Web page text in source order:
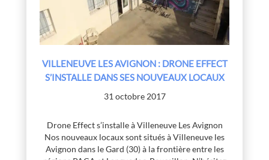
VILLENEUVE LES AVIGNON : DRONE EFFECT
S’INSTALLE DANS SES NOUVEAUX LOCAUX
31 octobre 2017
Drone Effect s’installe à Villeneuve Les Avignon
Nos nouveaux locaux sont situés à Villeneuve les
Avignon dans le Gard (30) à la frontière entre les